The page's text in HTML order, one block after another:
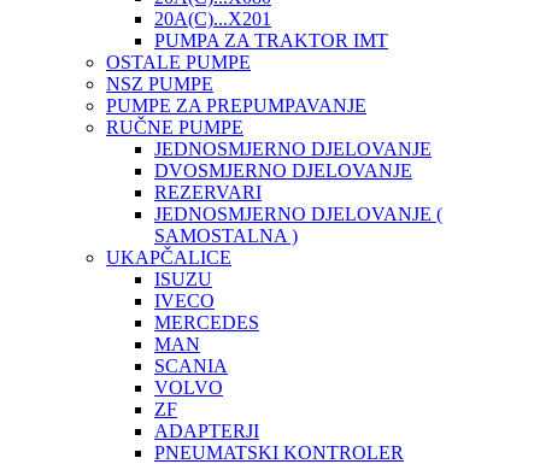
20A(C)...X201
PUMPA ZA TRAKTOR IMT
OSTALE PUMPE
NSZ PUMPE
PUMPE ZA PREPUMPAVANJE
RUČNE PUMPE
JEDNOSMJERNO DJELOVANJE
DVOSMJERNO DJELOVANJE
REZERVARI
JEDNOSMJERNO DJELOVANJE (
SAMOSTALNA )
UKAPČALICE
ISUZU
IVECO
MERCEDES
MAN
SCANIA
VOLVO
ZF
ADAPTERJI
PNEUMATSKI KONTROLER